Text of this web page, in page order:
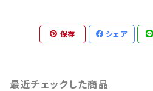
保存 シェア
最近チェックした商品